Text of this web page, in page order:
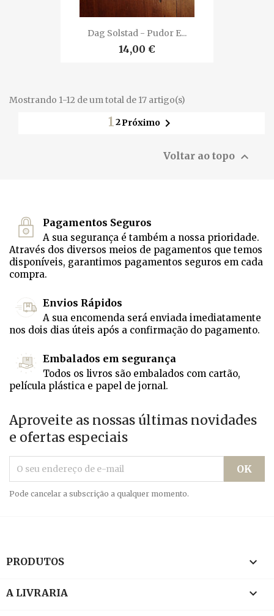
Dag Solstad - Pudor E...
14,00 €
Mostrando 1-12 de um total de 17 artigo(s)
12Próximo 
Voltar ao topo 
Pagamentos Seguros
A sua segurança é também a nossa prioridade.
Através dos diversos meios de pagamentos que temos
disponíveis, garantimos pagamentos seguros em cada
compra.
Envios Rápidos
A sua encomenda será enviada imediatamente
nos dois dias úteis após a confirmação do pagamento.
Embalados em segurança
Todos os livros são embalados com cartão,
película plástica e papel de jornal.
Aproveite as nossas últimas novidades
e ofertas especiais
Pode cancelar a subscrição a qualquer momento.
PRODUTOS 
A LIVRARIA 